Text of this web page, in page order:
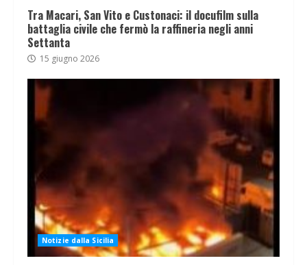
Tra Macari, San Vito e Custonaci: il docufilm sulla
battaglia civile che fermò la raffineria negli anni
Settanta
15 giugno 2026
Notizie dalla Sicilia